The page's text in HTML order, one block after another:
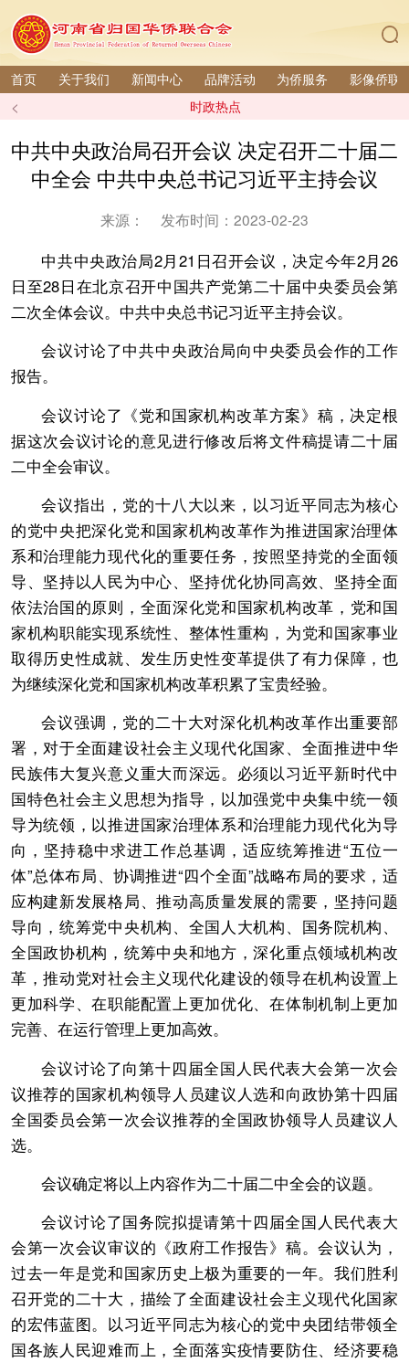
首页 关于我们 新闻中心 品牌活动 为侨服务 影像侨联
< 时政热点
中共中央政治局召开会议 决定召开二十届二
中全会 中共中央总书记习近平主持会议
来源： 发布时间：2023-02-23
中共中央政治局2月21日召开会议，决定今年2月26
日至28日在北京召开中国共产党第二十届中央委员会第
二次全体会议。中共中央总书记习近平主持会议。
会议讨论了中共中央政治局向中央委员会作的工作
报告。
会议讨论了《党和国家机构改革方案》稿，决定根
据这次会议讨论的意见进行修改后将文件稿提请二十届
二中全会审议。
会议指出，党的十八大以来，以习近平同志为核心
的党中央把深化党和国家机构改革作为推进国家治理体
系和治理能力现代化的重要任务，按照坚持党的全面领
导、坚持以人民为中心、坚持优化协同高效、坚持全面
依法治国的原则，全面深化党和国家机构改革，党和国
家机构职能实现系统性、整体性重构，为党和国家事业
取得历史性成就、发生历史性变革提供了有力保障，也
为继续深化党和国家机构改革积累了宝贵经验。
会议强调，党的二十大对深化机构改革作出重要部
署，对于全面建设社会主义现代化国家、全面推进中华
民族伟大复兴意义重大而深远。必须以习近平新时代中
国特色社会主义思想为指导，以加强党中央集中统一领
导为统领，以推进国家治理体系和治理能力现代化为导
向，坚持稳中求进工作总基调，适应统筹推进“五位一
体”总体布局、协调推进“四个全面”战略布局的要求，适
应构建新发展格局、推动高质量发展的需要，坚持问题
导向，统筹党中央机构、全国人大机构、国务院机构、
全国政协机构，统筹中央和地方，深化重点领域机构改
革，推动党对社会主义现代化建设的领导在机构设置上
更加科学、在职能配置上更加优化、在体制机制上更加
完善、在运行管理上更加高效。
会议讨论了向第十四届全国人民代表大会第一次会
议推荐的国家机构领导人员建议人选和向政协第十四届
全国委员会第一次会议推荐的全国政协领导人员建议人
选。
会议确定将以上内容作为二十届二中全会的议题。
会议讨论了国务院拟提请第十四届全国人民代表大
会第一次会议审议的《政府工作报告》稿。会议认为，
过去一年是党和国家历史上极为重要的一年。我们胜利
召开党的二十大，描绘了全面建设社会主义现代化国家
的宏伟蓝图。以习近平同志为核心的党中央团结带领全
国各族人民迎难而上，全面落实疫情要防住、经济要稳